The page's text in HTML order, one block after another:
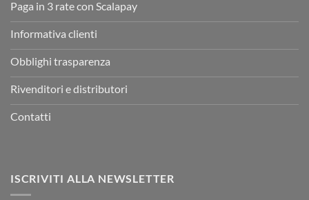
Paga in 3 rate con Scalapay
Informativa clienti
Obblighi trasparenza
Rivenditori e distributori
Contatti
ISCRIVITI ALLA NEWSLETTER